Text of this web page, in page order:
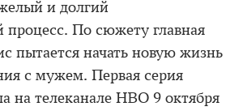
и долгий
процесс. По сюжету главная
пытается начать новую жизнь
с мужем. Первая серия
на телеканале HBO 9 октября